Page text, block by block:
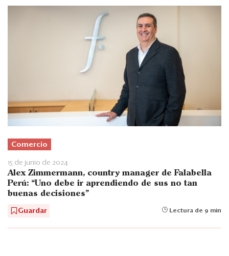
Comercio
15 de junio de 2024
Alex Zimmermann, country manager de Falabella
Perú: “Uno debe ir aprendiendo de sus no tan
buenas decisiones”
Guardar Lectura de 9 min